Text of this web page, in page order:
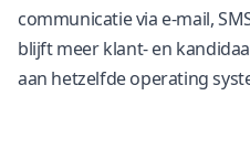
communicatie via e-mail,
blijft meer klant- en
aan hetzelfde operating